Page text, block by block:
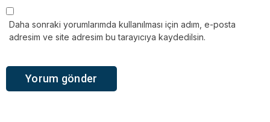
Daha sonraki yorumlarımda kullanılması için adım, e-posta
adresim ve site adresim bu tarayıcıya kaydedilsin.